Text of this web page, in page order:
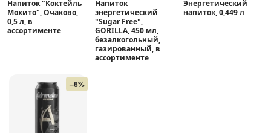
Напиток "Коктейль
Мохито", Очаково,
0,5 л, в
ассортименте
Напиток
энергетический
"Sugar Free",
GORILLA, 450 мл,
безалкогольный,
газированный, в
ассортименте
Энергетический
напиток, 0,449 л
–6%